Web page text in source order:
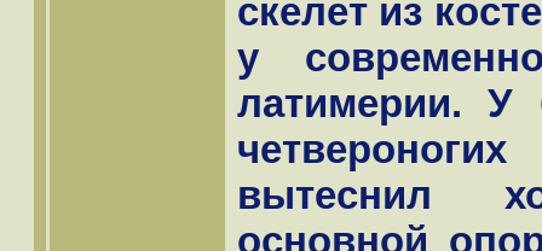
скелет из
у
латимерии.
вытеснил
основной